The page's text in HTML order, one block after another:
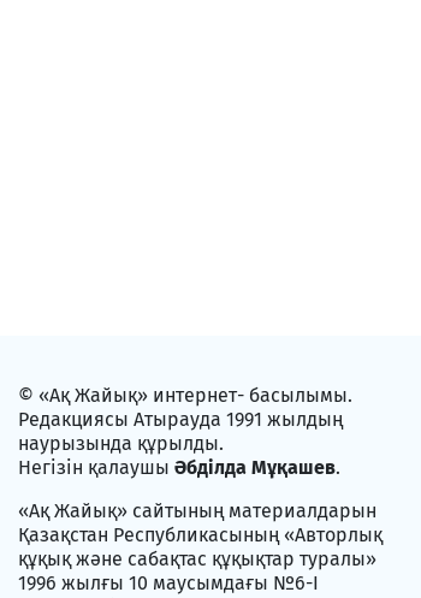
© «Ақ Жайық» интернет- басылымы.
Редакциясы Атырауда 1991 жылдың
наурызында құрылды.
Негізін қалаушы Әбділда Мұқашев.
«Ақ Жайық» сайтының материалдарын
Қазақстан Республикасының «Авторлық
құқық және сабақтас құқықтар туралы»
1996 жылғы 10 маусымдағы №6-I